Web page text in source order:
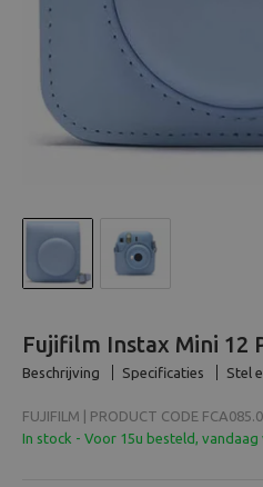
Statieven
Studio
Beeld en bewerking
Analoog
Fujifilm Instax Mini 12
Beschrijving Specificaties Stel
FUJIFILM | PRODUCT CODE
In stock - Voor 15u besteld, vandaag